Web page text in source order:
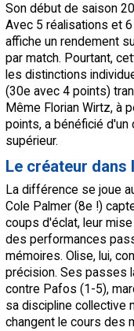
Son début de saison
Avec 5 réalisations et
affiche un rendement
par match. Pourtant,
les distinctions
(30e avec 4 points)
Même Florian Wirtz, à
points, a bénéficié
supérieur.
Le créateur
La différence se joue
Cole Palmer (8e !)
coups d'éclat, leur
des performances
mémoires. Olise, lui,
précision. Ses passes
contre Pafos (1-5),
sa discipline collective
changent le cours des